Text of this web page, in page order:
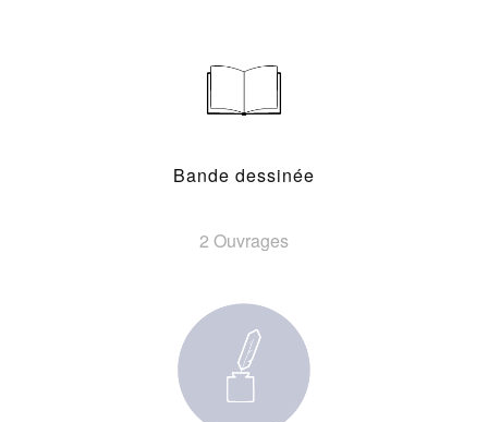
Bande dessinée
2 Ouvrages